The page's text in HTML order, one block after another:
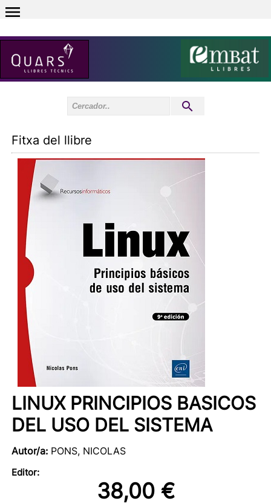
Inici sessió 0
Fitxa del llibre
LINUX PRINCIPIOS BASICOS
DEL USO DEL SISTEMA
Autor/a: PONS, NICOLAS
Editor:
38,00 €